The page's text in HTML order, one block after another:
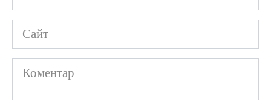
*
Сайт
Коментар